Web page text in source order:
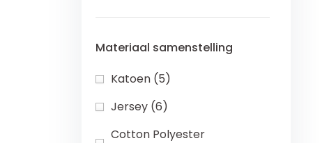
Materiaal samenstelling
Katoen (5)
Jersey (6)
Cotton Polyester